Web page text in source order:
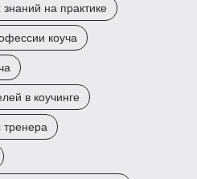
на практике
коуча
в коучинге
тренера